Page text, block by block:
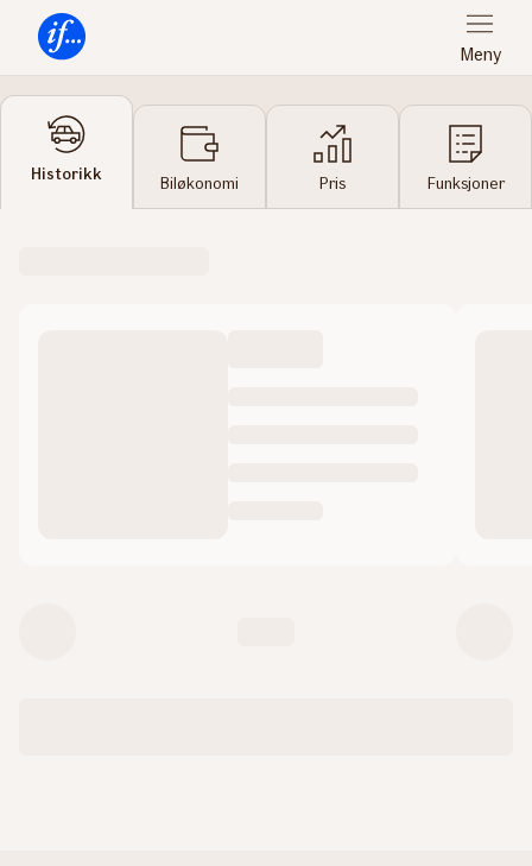
Meny
Historikk Biløkonomi Pris Funksjoner